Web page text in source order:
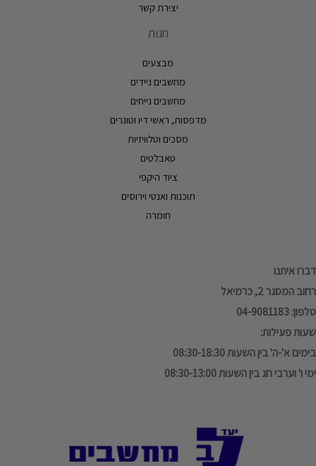
יצירת קשר
חנות
מבצעים
מחשבים ניידים
מחשבים נייחים
מדפסות, ראשי דיו וטונרים
מסכים וטלוויזיות
טאבלטים
ציוד היקפי
תוכנות ואנטי וירוסים
חומרה
דברו איתנו
רחוב המסגר 2, כרמיאל
טלפון: 04-9081183
שעות פעילות:
בימים א'-ה' בין השעות 08:30-18:30
ימי ו' וערבי חג בין השעות 08:30-13:00